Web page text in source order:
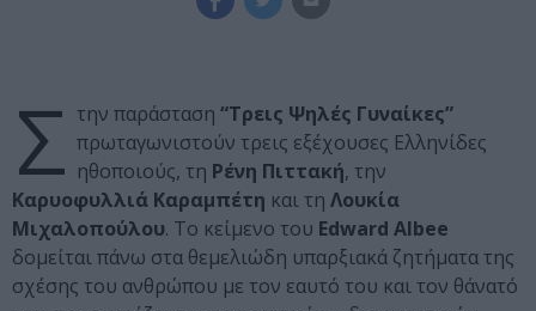
Σ την παράσταση “Τρεις Ψηλές Γυναίκες”
πρωταγωνιστούν τρεις εξέχουσες Ελληνίδες
ηθοποιούς, τη Ρένη Πιττακή, την
Καρυοφυλλιά Καραμπέτη και τη Λουκία
Μιχαλοπούλου. Το κείμενο του Edward Albee
δομείται πάνω στα θεμελιώδη υπαρξιακά ζητήματα της
σχέσης του ανθρώπου με τον εαυτό του και τον θάνατό